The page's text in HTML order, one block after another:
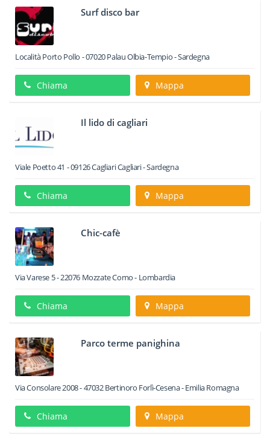
Surf disco bar
Località Porto Pollo -07020PalauOlbia-Tempio -Sardegna
Chiama Mappa
Il lido di cagliari
Viale Poetto 41 -09126CagliariCagliari -Sardegna
Chiama Mappa
Chic-cafè
Via Varese 5-22076 MozzateComo - Lombardia
Chiama Mappa
Parco terme panighina
Via Consolare 2008-47032Bertinoro Forlì-Cesena -Emilia Romagna
Chiama Mappa